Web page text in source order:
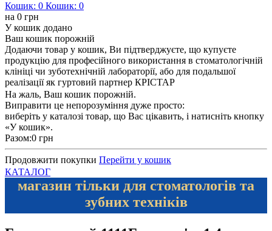
Кошик: 0 Кошик: 0
на 0 грн
У кошик додано
Ваш кошик порожній
Додаючи товар у кошик, Ви підтверджуєте, що купуєте
продукцію для професійного використання в стоматологічній
клініці чи зуботехнічній лабораторії, або для подальшої
реалізації як гуртовий партнер КРІСТАР
На жаль, Ваш кошик порожній.
Виправити це непорозуміння дуже просто:
виберіть у каталозі товар, що Вас цікавить, і натисніть кнопку
«У кошик».
Разом:0 грн
Продовжити покупки Перейти у кошик
КАТАЛОГ
магазин тільки для стоматологів та
зубних техніків